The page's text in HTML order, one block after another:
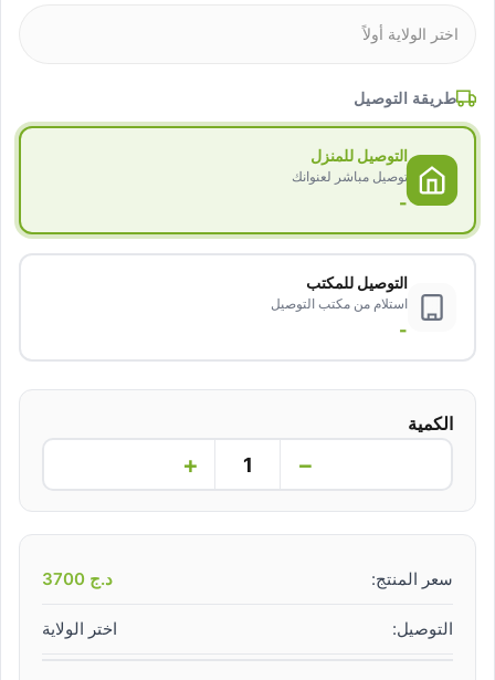
طريقة التوصيل
التوصيل للمنزل
توصيل مباشر لعنوانك
-
التوصيل للمكتب
استلام من مكتب التوصيل
-
الكمية
−
+
سعر المنتج: د.ج
التوصيل: اختر الولاية